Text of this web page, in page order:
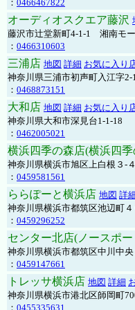
： 0466467822
オーディオスクエア藤沢
藤沢市辻堂新町4-1-1 湘南モー
： 0466310603
三浦店 地図 詳細 お気に入り
神奈川県三浦市初声町入江字2-
： 0468873151
大和店 地図 詳細 お気に入り
神奈川県大和市深見台1-1-18
： 0462005021
横浜四季の森店(横浜四
神奈川県横浜市旭区上白根３-
： 0459581561
ららぽーと横浜店 地図 詳
神奈川県横浜市都筑区池辺町４
： 0459296252
センター北店(ノースポ
神奈川県横浜市都筑区中川中央
： 0459147661
トレッサ横浜店 地図 詳細
神奈川県横浜市港北区師岡町
： 0455335631